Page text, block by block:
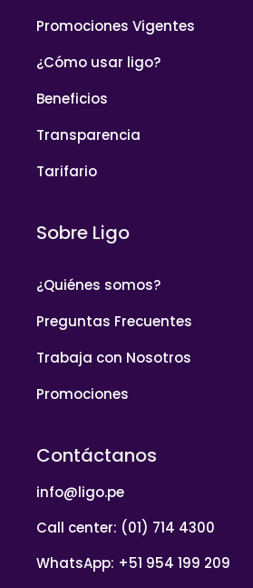
Promociones Vigentes
¿Cómo usar ligo?
Beneficios
Transparencia
Tarifario
Sobre Ligo
¿Quiénes somos?
Preguntas Frecuentes
Trabaja con Nosotros
Promociones
Contáctanos
info@ligo.pe
Call center: (01) 714 4300
WhatsApp: +51 954 199 209